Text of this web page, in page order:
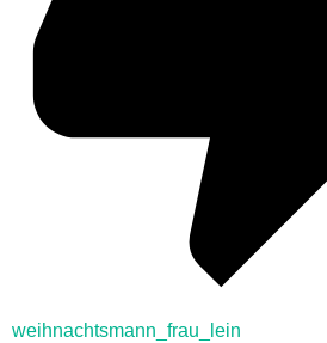
weihnachtsmann_frau_lein